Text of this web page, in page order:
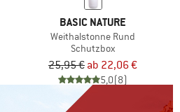
BASIC NATURE
Weithalstonne Rund
Schutzbox
25,95 € ab 22,06 €
5,0(8)